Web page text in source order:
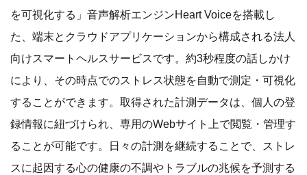
を可視化する」音声解析エンジンHeart Voiceを搭載し
た、端末とクラウドアプリケーションから構成される法人
向けスマートヘルスサービスです。約3秒程度の話しかけ
により、その時点でのストレス状態を自動で測定・可視化
することができます。取得された計測データは、個人の登
録情報に紐づけられ、専用のWebサイト上で閲覧・管理す
ることが可能です。日々の計測を継続することで、ストレ
スに起因する心の健康の不調やトラブルの兆候を予測する